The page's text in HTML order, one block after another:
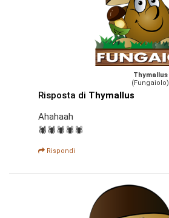
Thymallus
(Fungaiolo)
Risposta di Thymallus
Ahahaah
🕷️🕷️🕷️🕷️🕷️
Rispondi